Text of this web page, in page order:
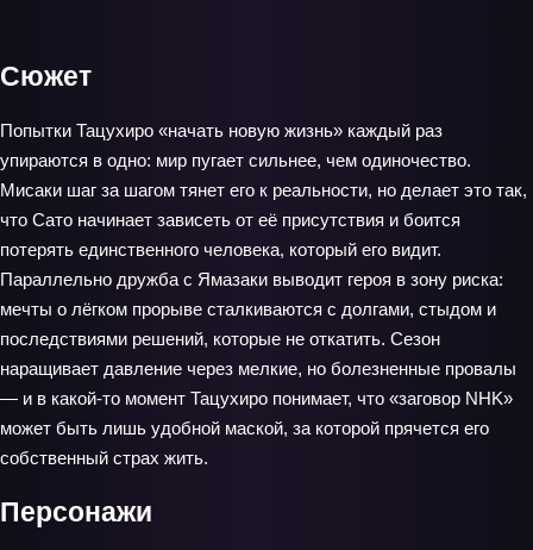
Сюжет
Попытки Тацухиро «начать новую жизнь» каждый раз
упираются в одно: мир пугает сильнее, чем одиночество.
Мисаки шаг за шагом тянет его к реальности, но делает это так,
что Сато начинает зависеть от её присутствия и боится
потерять единственного человека, который его видит.
Параллельно дружба с Ямазаки выводит героя в зону риска:
мечты о лёгком прорыве сталкиваются с долгами, стыдом и
последствиями решений, которые не откатить. Сезон
наращивает давление через мелкие, но болезненные провалы
— и в какой-то момент Тацухиро понимает, что «заговор NHK»
может быть лишь удобной маской, за которой прячется его
собственный страх жить.
Персонажи